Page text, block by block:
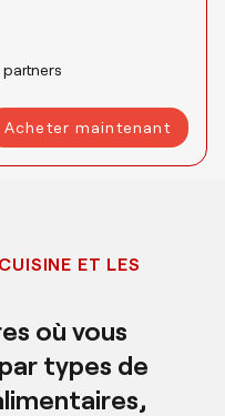
Acheter maintenant
ET LES
où vous
types de